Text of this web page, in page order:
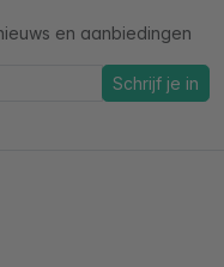
en aanbiedingen
Schrijf je in